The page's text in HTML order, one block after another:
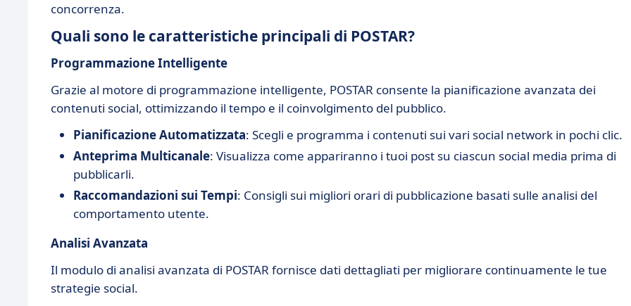
concorrenza.
Quali sono le caratteristiche principali di POSTAR?
Programmazione Intelligente
Grazie al motore di programmazione intelligente, POSTAR consente la pianificazione avanzata dei
contenuti social, ottimizzando il tempo e il coinvolgimento del pubblico.
Pianificazione Automatizzata: Scegli e programma i contenuti sui vari social network in pochi clic.
Anteprima Multicanale: Visualizza come appariranno i tuoi post su ciascun social media prima di
pubblicarli.
Raccomandazioni sui Tempi: Consigli sui migliori orari di pubblicazione basati sulle analisi del
comportamento utente.
Analisi Avanzata
Il modulo di analisi avanzata di POSTAR fornisce dati dettagliati per migliorare continuamente le tue
strategie social.